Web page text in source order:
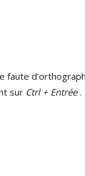
faute
sur Ctrl + Entrée.